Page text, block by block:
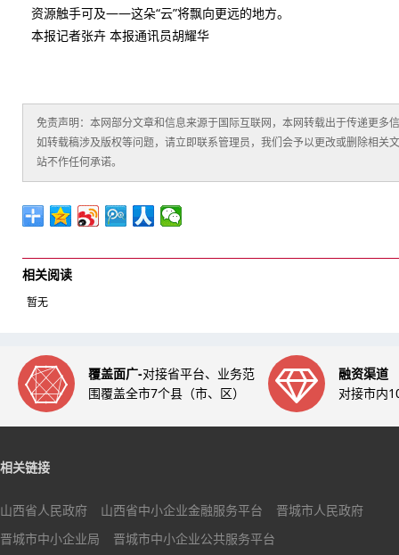
资源触手可及——这朵“云”将飘向更远的地方。
本报记者张卉 本报通讯员胡耀华
免责声明：本网部分文章和信息来源于国际互联网，本网转载出于传递更
如转载稿涉及版权等问题，请立即联系管理员，我们会予以更改或删除相
站不作任何承诺。
相关阅读
暂无
覆盖面广-对接省平台、业务范
围覆盖全市7个县（市、区）
融资渠道
对接市内
相关链接
山西省人民政府 山西省中小企业金融服务平台
晋城市人民政府
晋城市中小企业局
晋城市中小企业公共服务平台